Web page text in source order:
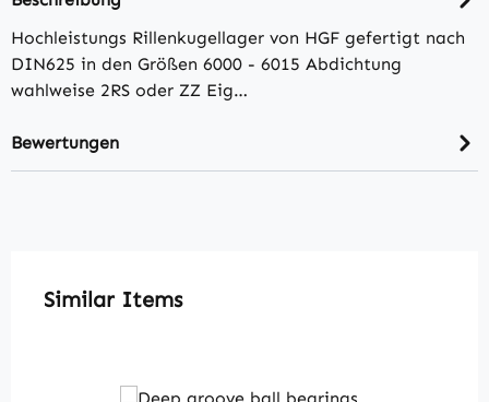
Hochleistungs Rillenkugellager von HGF gefertigt nach
DIN625 in den Größen 6000 - 6015 Abdichtung
wahlweise 2RS oder ZZ Eig…
Bewertungen
Produktgalerie überspringen
Similar Items